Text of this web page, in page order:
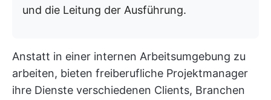
und die Leitung der Ausführung.
Anstatt in einer internen Arbeitsumgebung zu
arbeiten, bieten freiberufliche Projektmanager
ihre Dienste verschiedenen Clients, Branchen